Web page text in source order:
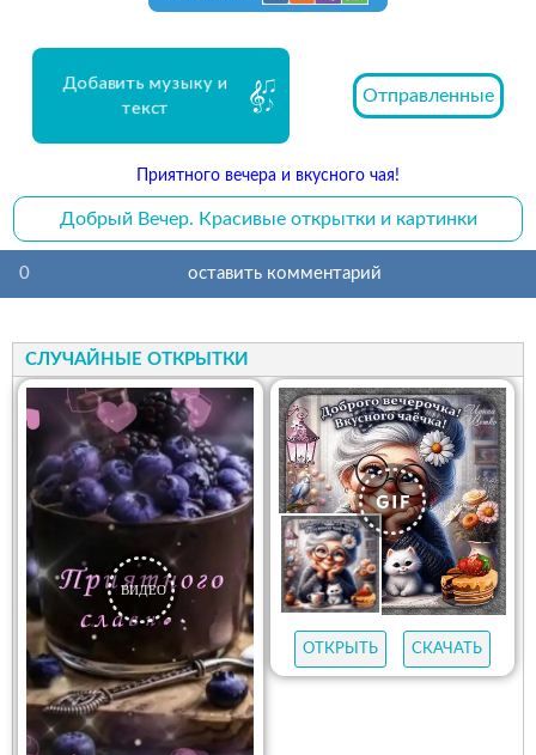
Добавить музыку и
текст
Отправленные
Приятного вечера и вкусного чая!
Добрый Вечер. Красивые открытки и картинки
0 оставить комментарий
СЛУЧАЙНЫЕ ОТКРЫТКИ
ОТКРЫТЬ СКАЧАТЬ